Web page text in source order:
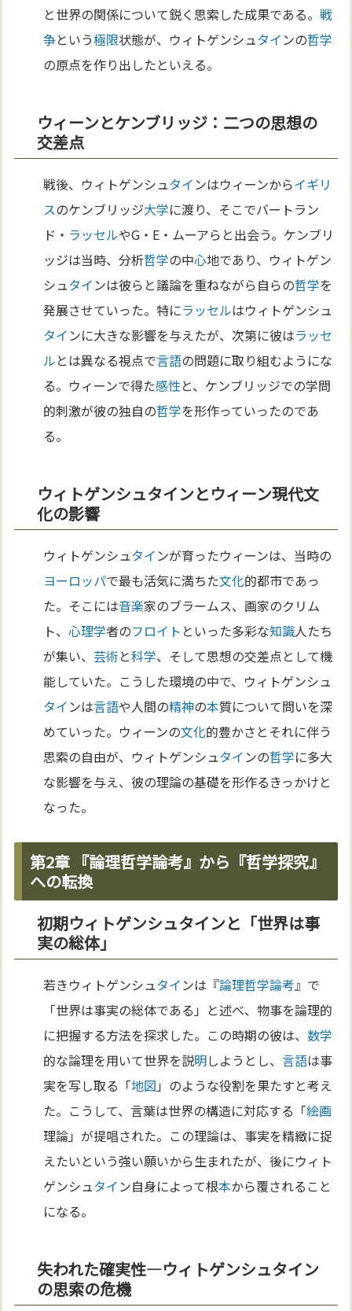
と世界の関係について鋭く思索した成果である。戦
争という極限状態が、ウィトゲンシュタインの哲学
の原点を作り出したといえる。
ウィーンとケンブリッジ：二つの思想の
交差点
戦後、ウィトゲンシュタインはウィーンからイギリ
スのケンブリッジ大学に渡り、そこでバートラン
ド・ ラッセルやG・E・ムーアらと出会う。ケンブリ
ッジは当時、分析哲学の中心地であり、ウィトゲン
シュタインは彼らと議論を重ねながら自らの哲学を
発展させていった。特にラッセルはウィトゲンシュ
タインに大きな影響を与えたが、次第に彼はラッセ
ルとは異なる視点で言語の問題に取り組むようにな
る。ウィーンで得た感性と、ケンブリッジでの学問
的刺激が彼の独自の哲学を形作っていったのであ
る。
ウィトゲンシュタインとウィーン現代文
化の影響
ウィトゲンシュタインが育ったウィーンは、当時の
ヨーロッパで最も活気に満ちた文化的都市であっ
た。そこには音楽家のブラームス、画家のクリム
ト、心理学者のフロイト といった多彩な知識人たち
が集い、芸術と科学、そして思想の交差点として機
能していた。こうした環境の中で、ウィトゲンシュ
タインは言語や人間の精神の本質について問いを深
めていった。ウィーンの文化的豊かさとそれに伴う
思索の自由が、ウィトゲンシュタインの哲学に多大
な影響を与え、彼の理論の基礎を形作るきっかけと
なった。
第2章 『論理哲学論考』から『哲学探究』
への転換
初期ウィトゲンシュタインと「世界は事
実の総体」
若きウィトゲンシュタインは『論理哲学論考』で
「世界は事実の総体である」と述べ、物事を論理的
に把握する方法を探求した。この時期の彼は、数学
的な論理を用いて世界を説明しようとし、言語は事
実を写し取る「地図 」のような役割を果たすと考え
た。こうして、言葉は世界の構造に対応する「絵画
理論」が提唱された。この理論は、事実を精緻に捉
えたいという強い願いから生まれたが、後にウィト
ゲンシュタイン自身によって根本から覆されること
になる。
失われた確実性—ウィトゲンシュタイン
の思索の危機